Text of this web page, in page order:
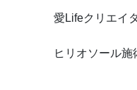
愛Lifeクリエイ
ヒリオソール施